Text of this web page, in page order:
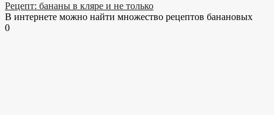
Рецепт: бананы в кляре и не только
В интернете можно найти множество рецептов банановых
0